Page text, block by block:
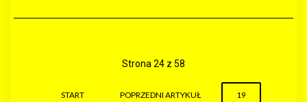
Strona 24 z 58
START POPRZEDNI ARTYKUŁ 19